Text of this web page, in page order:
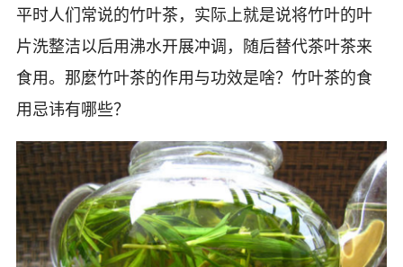
平时人们常说的竹叶茶，实际上就是说将竹叶的叶
片洗整洁以后用沸水开展冲调，随后替代茶叶茶来
食用。那麼竹叶茶的作用与功效是啥？竹叶茶的食
用忌讳有哪些？